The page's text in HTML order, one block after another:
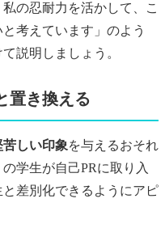
の忍耐力を活かして、こ
考えています」のよう
説明しましょう。
置き換える
苦しい印象を与えるおそれ
学生が自己PRに取り入
差別化できるようにアピ